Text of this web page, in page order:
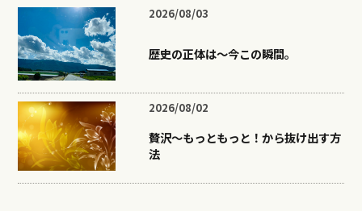
2026/08/03
歴史の正体は〜今この瞬間。
2026/08/02
贅沢〜もっともっと！から抜け出す方
法